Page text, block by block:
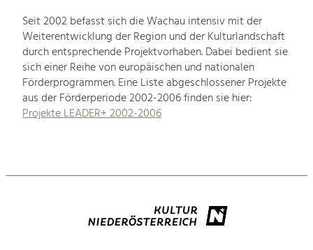
Seit 2002 befasst sich die Wachau intensiv mit der
Weiterentwicklung der Region und der Kulturlandschaft
durch entsprechende Projektvorhaben. Dabei bedient sie
sich einer Reihe von europäischen und nationalen
Förderprogrammen. Eine Liste abgeschlossener Projekte
aus der Förderperiode 2002-2006 finden sie hier:
Projekte LEADER+ 2002-2006